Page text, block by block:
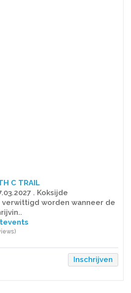
C TRAIL
. Koksijde
verwittigd worden wanneer de
Inschrijven